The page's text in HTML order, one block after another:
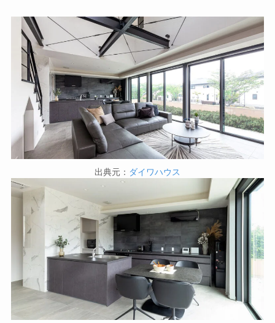
出典元： ダイワハウス